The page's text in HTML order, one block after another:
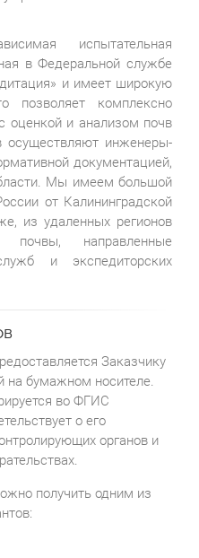
испытательная
в Федеральной службе
и имеет широкую
позволяет комплексно
оценкой и анализом почв
осуществляют инженеры-
документацией,
Мы имеем большой
от Калининградской
из удаленных регионов
направленные
и экспедиторских
Заказчику
на бумажном носителе.
во ФГИС
о его
органов и
получить одним из